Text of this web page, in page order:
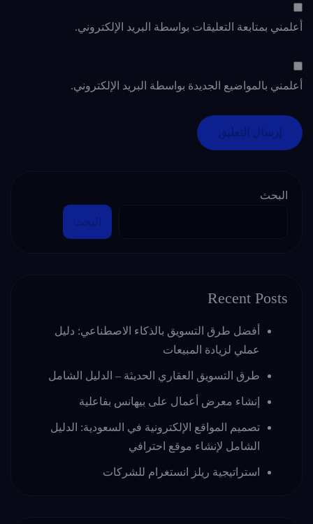
أعلمني بمتابعة التعليقات بواسطة البريد الإلكتروني.
أعلمني بالمواضيع الجديدة بواسطة البريد الإلكتروني.
البحث
البحث
Recent Posts
أفضل طرق التسويق بالذكاء الاصطناعي: دليل
عملي لزيادة المبيعات
طرق التسويق العقاري الحديثة – الدليل الشامل
إنشاء معرض أعمال على بيهانس بفاعلية
تصميم المواقع الإلكترونية في السعودية: الدليل
الشامل لإنشاء موقع احترافي
استراتيجية ريلز انستغرام للشركات